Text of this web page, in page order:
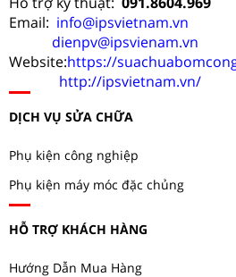
Email: info@ipsvietnam.vn
dienpv@ipsvienam.vn
Website:https://
http://ipsvietnam.vn/
DỊCH VỤ SỬA CHỮA
Phụ kiện công nghiệp
Phụ kiện máy móc đặc chủng
HỖ TRỢ KHÁCH HÀNG
Hướng Dẫn Mua Hàng